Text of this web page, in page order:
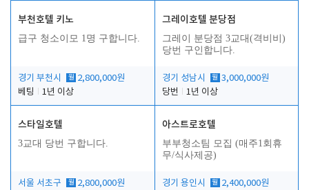
부천호텔 키노
급구 청소이모 1명 구합니다.
경기 부천시 월 2,800,000원
베팅
1년 이상
그레이호텔 분당점
그레이 분당점 3교대(격비비)
당번 구인합니다.
경기 성남시 월 3,000,000원
당번
1년 이상
스타일호텔
3교대 당번 구합니다.
서울 서초구 월 2,800,000원
아스트로호텔
부부청소팀 모집 (매주1회휴
무/식사제공)
경기 용인시 월 2,400,000원